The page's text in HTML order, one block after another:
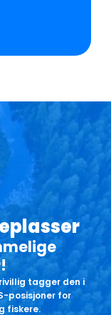
tagger den i
posisjoner for
fiskere.